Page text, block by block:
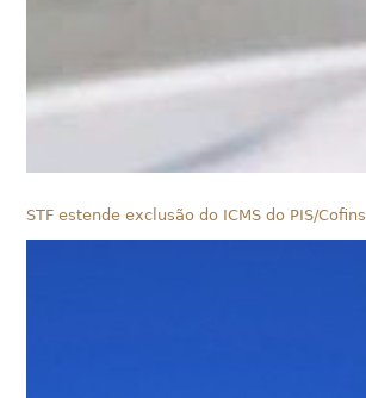
STF estende exclusão do ICMS do PIS/Cofins